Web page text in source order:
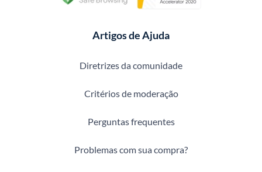
Artigos de Ajuda
Diretrizes da comunidade
Critérios de moderação
Perguntas frequentes
Problemas com sua compra?